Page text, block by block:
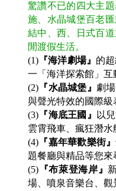
驚讚不已的四大主
施、水晶城堡百老
結中、西、日式百
閒渡假生活。
(1) 『海洋劇場』 的
一「海洋探索館」互
(2) 『水晶城堡』 劇
與聲光特效的國際級
(3) 『海底王國』
以
雲霄飛車、瘋狂潛
(4) 『嘉年華歡樂街』
題餐廳與精品等您來
(5) 『布萊登海岸』
場、噴泉音樂台、觀